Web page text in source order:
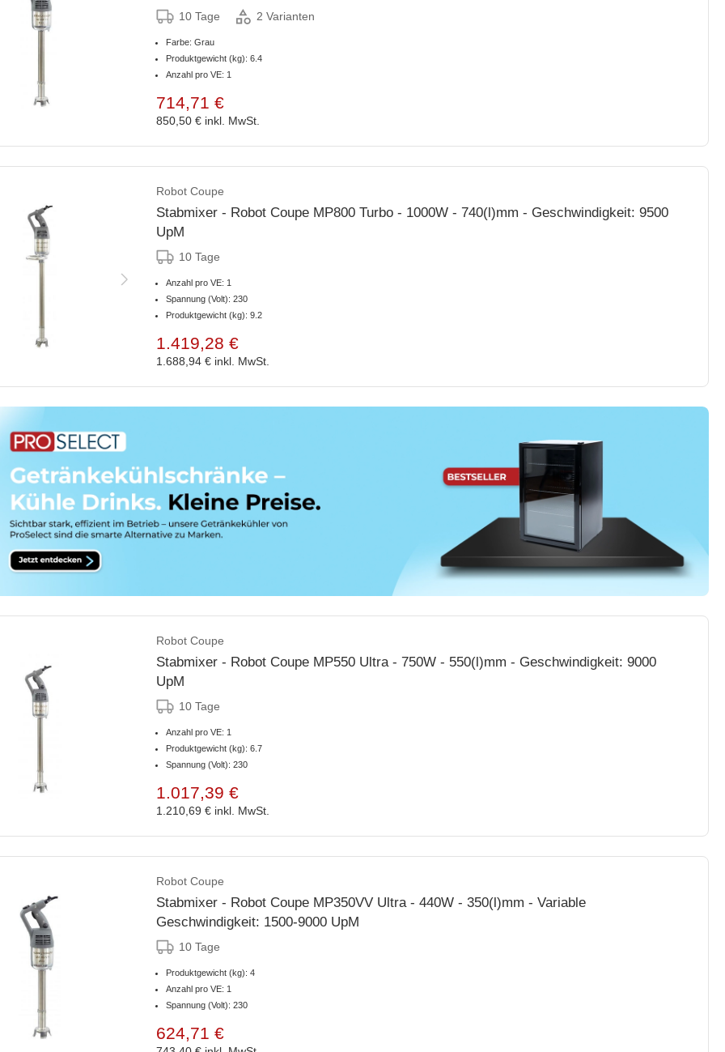
10 Tage 2 Varianten
Farbe: Grau
Produktgewicht (kg): 6.4
Anzahl pro VE: 1
714,71 €
850,50 € inkl. MwSt.
Robot Coupe
Stabmixer - Robot Coupe MP800 Turbo - 1000W - 740(l)mm - Geschwindigkeit: 9500
UpM
10 Tage
Anzahl pro VE: 1
Spannung (Volt): 230
Produktgewicht (kg): 9.2
1.419,28 €
1.688,94 € inkl. MwSt.
Robot Coupe
Stabmixer - Robot Coupe MP550 Ultra - 750W - 550(l)mm - Geschwindigkeit: 9000
UpM
10 Tage
Anzahl pro VE: 1
Produktgewicht (kg): 6.7
Spannung (Volt): 230
1.017,39 €
1.210,69 € inkl. MwSt.
Robot Coupe
Stabmixer - Robot Coupe MP350VV Ultra - 440W - 350(l)mm - Variable
Geschwindigkeit: 1500-9000 UpM
10 Tage
Produktgewicht (kg): 4
Anzahl pro VE: 1
Spannung (Volt): 230
624,71 €